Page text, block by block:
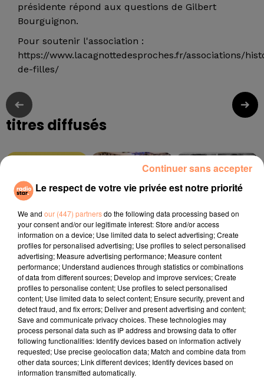
présidente répond aux questions de Gilbert
Bourguignon.
Pour soutenir l'association :
https://www.lacagnottedesproches.fr/associations/
de-filles/
titres diffusés
ANOTR
Talk To You
JUNGELI, EMMA
Juste Un Peu
11h35
11h35
DAMIANO DAVID
Next Summer
l'horoscope
Le respect de votre vie privée est notre priorité
We and our (447) partnersdo the following data processing based on
your consent and/or our legitimate interest: Store and/or access
information on a device; Use limited data to select advertising; Create
profiles for personalised advertising; Use profiles to select personalised
advertising; Measure advertising performance; Measure content
performance; Understand audiences through statistics or combinations
of data from different sources; Develop and improve services; Create
profiles to personalise content; Use profiles to select personalised
content; Use limited data to select content; Ensure security, prevent and
detect fraud, and fix errors; Deliver and present advertising and content;
Save and communicate privacy choices. These technologies may
process personal data such as IP address and browsing data to offer
following functionalities: Identify devices based on information actively
requested; Use precise geolocation data; Match and combine data from
other data sources; Link different devices; Identify devices based on
information transmitted automatically.
Continuer sans accepter